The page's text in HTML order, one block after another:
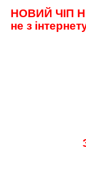
НОВИЙ ЧІП
не з